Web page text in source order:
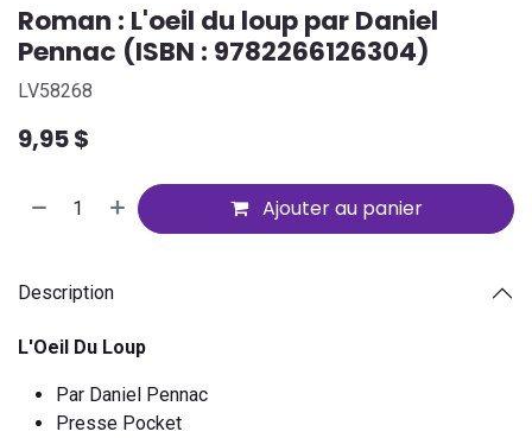
Roman : L'oeil du loup par Daniel
Pennac (ISBN : 9782266126304)
LV58268
9,95$
Ajouter au panier
Description
L'Oeil Du Loup
Par Daniel Pennac
Presse Pocket